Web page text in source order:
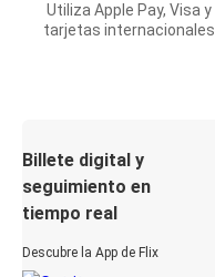
Utiliza Apple Pay, Visa y
tarjetas internacionales
Billete digital y
seguimiento en
tiempo real
Descubre la App de Flix